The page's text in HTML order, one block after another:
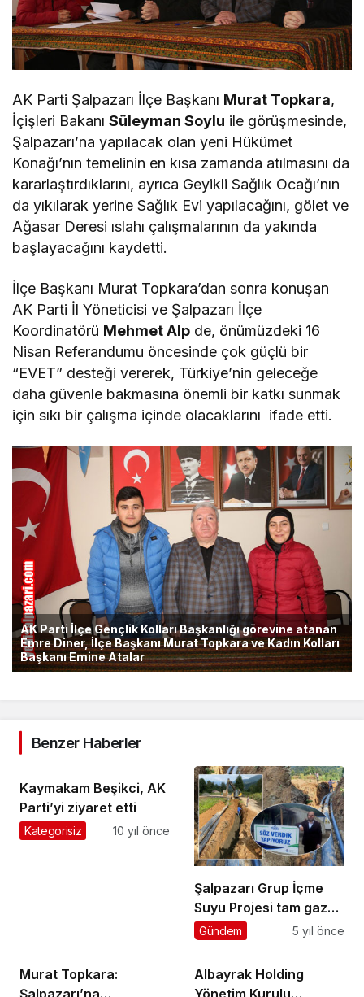
AK Parti Şalpazarı İlçe Başkanı Murat Topkara,
İçişleri BakanıSüleyman Soylu ile görüşmesinde,
Şalpazarı’na yapılacak olan yeni Hükümet
Konağı’nın temelinin en kısa zamanda atılmasını da
kararlaştırdıklarını, ayrıca Geyikli Sağlık Ocağı’nın
da yıkılarak yerine Sağlık Evi yapılacağını, gölet ve
Ağasar Deresi ıslahı çalışmalarının da yakında
başlayacağını kaydetti.
İlçe Başkanı Murat Topkara’dan sonra konuşan
AK Parti İl Yöneticisi ve Şalpazarı İlçe
Koordinatörü Mehmet Alp de, önümüzdeki 16
Nisan Referandumu öncesinde çok güçlü bir
“EVET” desteği vererek, Türkiye’nin geleceğe
daha güvenle bakmasına önemli bir katkı sunmak
için sıkı bir çalışma içinde olacaklarını ifade etti.
AK Parti İlçe Gençlik Kolları Başkanlığı görevine atanan
Emre Diner, İlçe Başkanı Murat Topkara ve Kadın Kolları
Başkanı Emine Atalar
Benzer Haberler
Kaymakam Beşikci, AK
Parti’yi ziyaret etti
Kategorisiz 10 yıl önce
Şalpazarı Grup İçme
Suyu Projesi tam gaz
devam ediyor
Gündem 5 yıl önce
Murat Topkara:
Albayrak Holding